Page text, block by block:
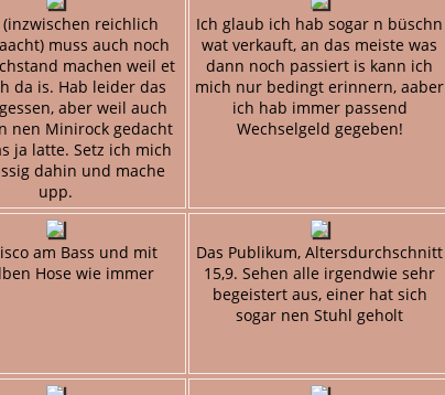
(inzwischen reichlich
muss auch noch
machen weil et
da is. Hab leider das
aber weil auch
nen Minirock gedacht
ja latte. Setz ich mich
dahin und mache
upp.
Ich glaub ich hab sogar n büschn
wat verkauft, an das meiste was
dann noch passiert is kann ich
mich nur bedingt erinnern, aaber
ich hab immer passend
Wechselgeld gegeben!
am Bass und mit
Hose wie immer
Das Publikum, Altersdurchschnitt
15,9. Sehen alle irgendwie sehr
begeistert aus, einer hat sich
sogar nen Stuhl geholt